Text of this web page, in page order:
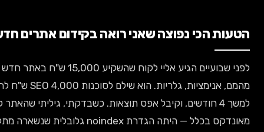
הכי נפוצה שאני רואה בקידום אתרים חדשים
לפני שבועיים הגיע אליי לקוח שהשקיע 15,000 ש"ח באתר חדש — עיצוב
מהמם, אנימציות, גלריות. הוא שילם לסוכנות SEO 4,000 ש"ח לחודש
למשך 4 חודשים, וקיבל אפס תוצאות. כשבדקתי, גיליתי שהאתר לא היה
מאונדקס בכלל — היתה הגדרת noindex גלובלית שנשארה מתקופת